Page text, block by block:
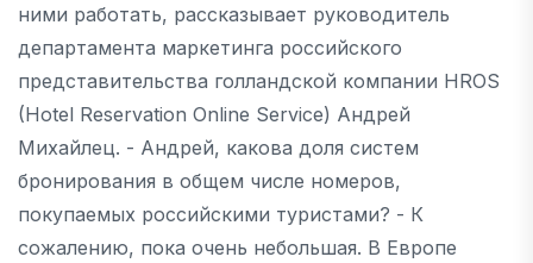
ними работать, рассказывает руководитель
департамента маркетинга российского
представительства голландской компании HROS
(Hotel Reservation Online Service) Андрей
Михайлец. - Андрей, какова доля систем
бронирования в общем числе номеров,
покупаемых российскими туристами? - К
сожалению, пока очень небольшая. В Европе